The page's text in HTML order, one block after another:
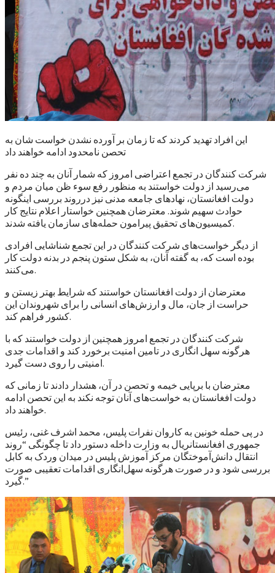
این افراد تهدید کردند که تا زمان بر آورده نشدن خواست شان به
تحصن نامحدود ادامه خواهند داد
شرکت کنندگان در تجمع اعتراضی امروز که شمار آنان به چند ده نفر
می‌رسید از دولت خواستند به منظور رفع سوء ظن میان مردم و
دولت افغانستان، نهادهای جامعه مدنی نیز درروند بررسی اینگونه
حوادث سهیم شوند. معترضان همچنین خواستار اعلام نتایج کار
کمیسیون‌های تحقیق پیرامون حمله‌های سازمان یافته شدند.
از دیگر خواست‌های شرکت کنندگان در این تجمع شناشایی افرادی
بوده است که، به گفته آنان، به شکل ستون پنجم در بدنه دولت کار
می‌کنند.
معترضان از دولت افغانستان خواستند که شرایط بهتر زیستن و
حراست از جان، مال و ارزش‌های انسانی را برای شهروندان این
کشور فراهم کند.
شرکت کنندگان در تجمع امروز همچنین از دولت خواستند که با
هرگونه سهل انگاری در تامین امنیت برخورد کند و اقدامات جدی
امنیتی را روی دست گیرد.
معترضان با برپایی خیمه و تحصن در آن، هشدار دادند تا زمانی که
دولت افغانستان به خواست‌های آنان توجه نکند به این تحصن ادامه
خواهند داد.
در پی حمله خونین به کاروان نفرات پلیس، محمد اشرف غنی، رئیس
جمهوری افغانستانريال به وزارت داخله دستور داد تا چگونگی “روند
انتقال دانش‌آموختگان مرکز آموزش پلیس در میدان وردک به کابل
بررسی شود و در صورت هرگونه سهل‌انگاری اقدامات تعقیبی صورت
گیرد.”